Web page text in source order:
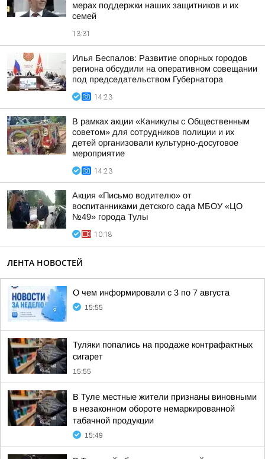
мерах поддержки наших защитников и их
семей
13:31
Илья Беспалов: Развитие опорных городов
региона обсудили на оперативном совещании
под председательством Губернатора
14:23
В рамках акции «Каникулы с Общественным
советом» для сотрудников полиции и их
детей организовали культурно-досуговое
мероприятие
14:23
Акция «Письмо водителю» от
воспитанниками детского сада МБОУ «ЦО
№49» города Тулы
10:18
ЛЕНТА НОВОСТЕЙ
О чем информировали с 3 по 7 августа
15:55
Туляки попались на продаже контрафактных
сигарет
15:55
В Туле местные жители признаны виновными
в незаконном обороте немаркированной
табачной продукции
15:49